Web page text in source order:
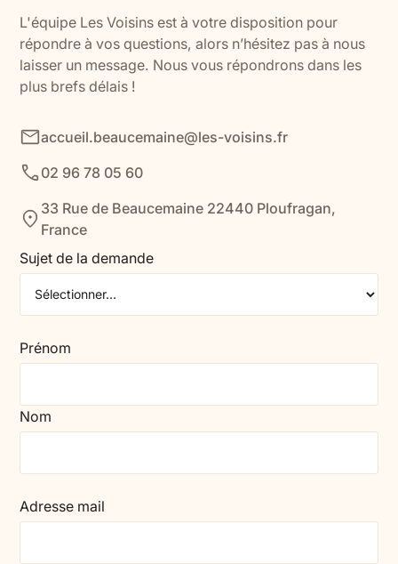
L'équipe Les Voisins est à votre disposition pour
répondre à vos questions, alors n’hésitez pas à nous
laisser un message. Nous vous répondrons dans les
plus brefs délais !
accueil.beaucemaine@les-voisins.fr
02 96 78 05 60
33 Rue de Beaucemaine 22440 Ploufragan,
France
Sujet de la demande
Prénom
Nom
Adresse mail